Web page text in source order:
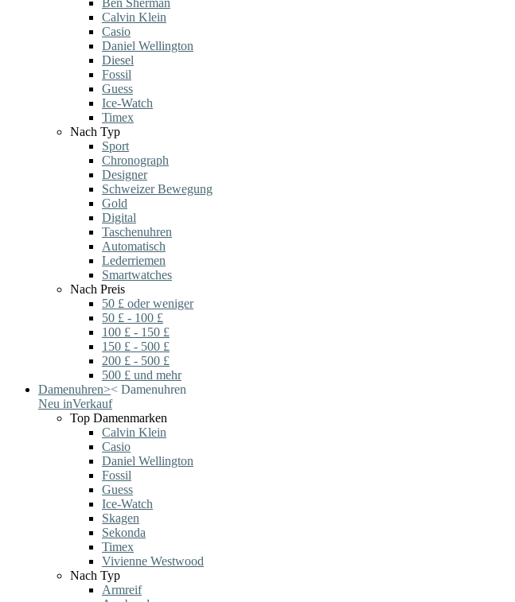
Ben Sherman
Calvin Klein
Casio
Daniel Wellington
Diesel
Fossil
Guess
Ice-Watch
Timex
Nach Typ
Sport
Chronograph
Designer
Schweizer Bewegung
Gold
Digital
Taschenuhren
Automatisch
Lederriemen
Smartwatches
Nach Preis
50 £ oder weniger
50 £ - 100 £
100 £ - 150 £
150 £ - 500 £
200 £ - 500 £
500 £ und mehr
Damenuhren>< Damenuhren
Neu inVerkauf
Top Damenmarken
Calvin Klein
Casio
Daniel Wellington
Fossil
Guess
Ice-Watch
Skagen
Sekonda
Timex
Vivienne Westwood
Nach Typ
Armreif